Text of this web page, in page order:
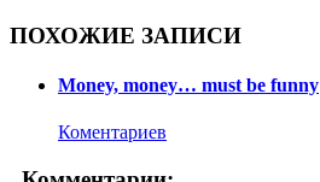
ПОХОЖИЕ ЗАПИСИ
Money, money… must be funny
Коментариев